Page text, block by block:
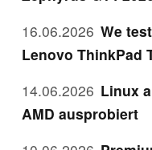
16.06.2026 We
Lenovo ThinkPad
14.06.2026 Linux
AMD ausprobiert